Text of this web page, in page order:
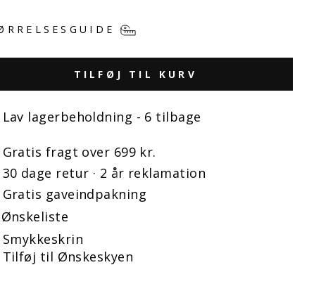
TILFØJ TIL KURV
Lav lagerbeholdning - 6 tilbage
Gratis fragt over 699 kr.
30 dage retur · 2 år reklamation
Gratis gaveindpakning
Ønskeliste
Smykkeskrin
Tilføj til Ønskeskyen